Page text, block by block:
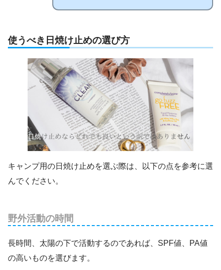
使うべき日焼け止めの選び方
キャンプ用の日焼け止めを選ぶ際は、以下の点を参考に選
んでください。
野外活動の時間
長時間、太陽の下で活動するのであれば、SPF値、PA値
の高いものを選びます。